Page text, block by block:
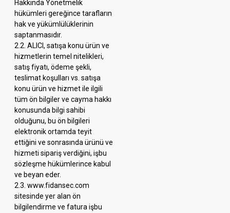
Hakkında Yönetmelik
hükümleri gereğince tarafların
hak ve yükümlülüklerinin
saptanmasıdır.
2.2. ALICI, satışa konu ürün ve
hizmetlerin temel nitelikleri,
satış fiyatı, ödeme şekli,
teslimat koşulları vs. satışa
konu ürün ve hizmet ile ilgili
tüm ön bilgiler ve cayma hakkı
konusunda bilgi sahibi
olduğunu, bu ön bilgileri
elektronik ortamda teyit
ettiğini ve sonrasında ürünü ve
hizmeti sipariş verdiğini, işbu
sözleşme hükümlerince kabul
ve beyan eder.
2.3. www.fidansec.com
sitesinde yer alan ön
bilgilendirme ve fatura işbu